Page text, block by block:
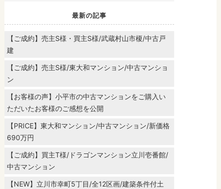
最新の記事
【ご成約】売主S様・買主S様/武蔵村山市榎/中古戸
建
【ご成約】売主S様/東大和マンション/中古マンショ
ン
【お客様の声】小平市の中古マンションをご購入い
ただいたお客様のご感想を公開
【PRICE】東大和マンション/中古マンション/新価格
690万円
【ご成約】買主T様/ドラゴンマンション立川壱番館/
中古マンション
【NEW】立川市幸町5丁目/全12区画/建築条件付土